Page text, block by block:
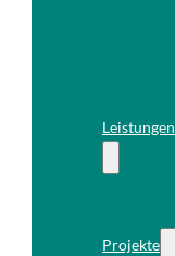
Leistungen
Projekte